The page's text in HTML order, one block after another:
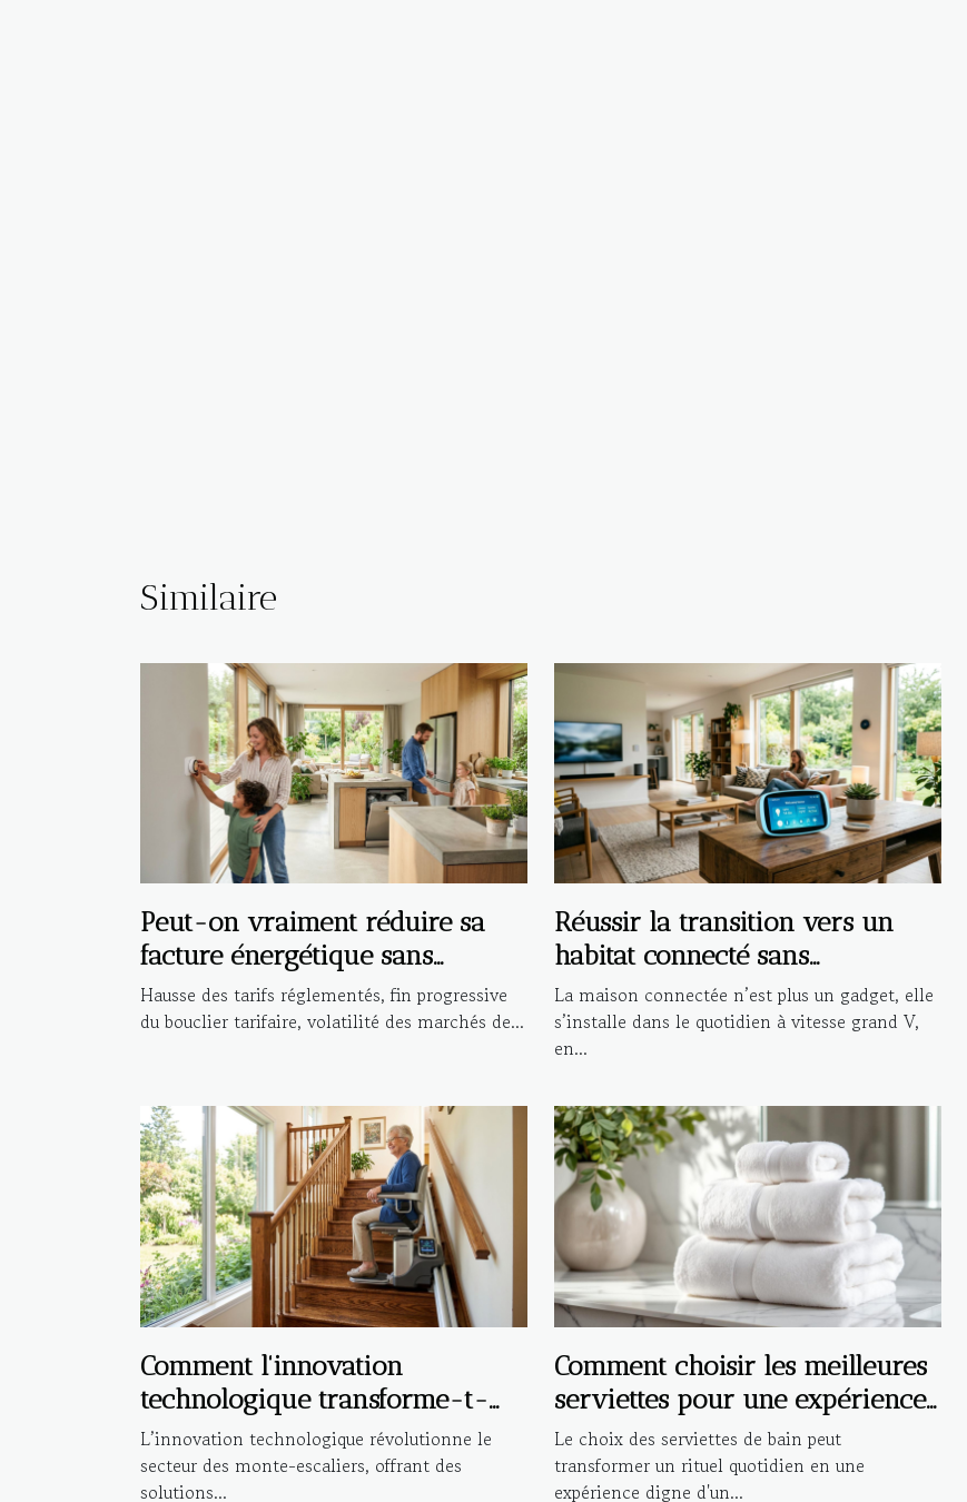
Similaire
Peut-on vraiment réduire sa
facture énergétique sans
compromis ?
Hausse des tarifs réglementés, fin progressive
du bouclier tarifaire, volatilité des marchés de...
Réussir la transition vers un
habitat connecté sans
compromettre la sécurité
La maison connectée n’est plus un gadget, elle
s’installe dans le quotidien à vitesse grand V,
en...
Comment l'innovation
technologique transforme-t-
elle les monte-escaliers ?
L’innovation technologique révolutionne le
secteur des monte-escaliers, offrant des
solutions...
Comment choisir les meilleures
serviettes pour une expérience
de bain de luxe ?
Le choix des serviettes de bain peut
transformer un rituel quotidien en une
expérience digne d'un...